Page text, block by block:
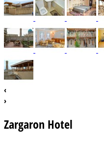
‹
›
Zargaron Hotel